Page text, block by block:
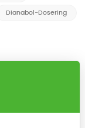
Dianabol-Dosering